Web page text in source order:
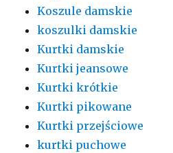
Koszule damskie
koszulki damskie
Kurtki damskie
Kurtki jeansowe
Kurtki krótkie
Kurtki pikowane
Kurtki przejściowe
kurtki puchowe